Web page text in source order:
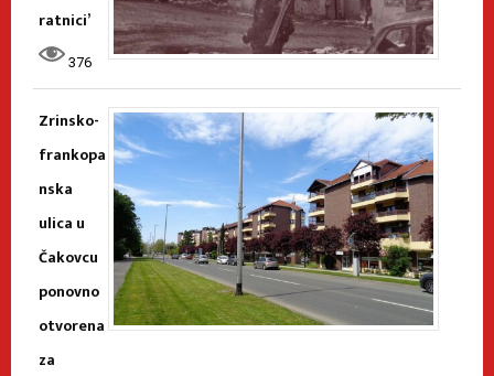
ratnici’
376
Zrinsko-
frankopa
nska
ulica u
Čakovcu
ponovno
otvorena
za